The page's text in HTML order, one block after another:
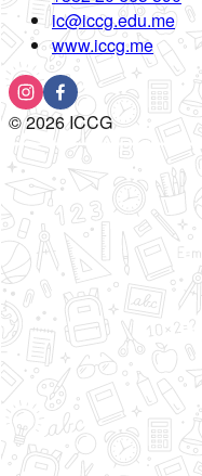
ic@iccg.edu.me
www.iccg.me
©2026ICCG